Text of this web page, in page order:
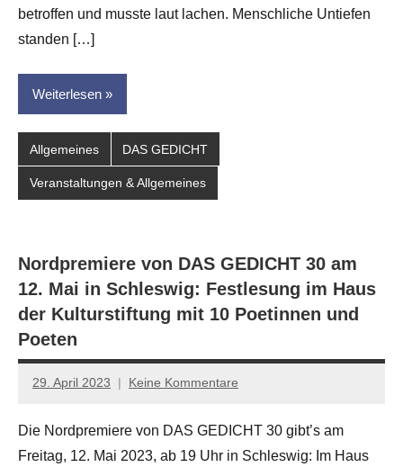
dasgedichtblog
betroffen und musste laut lachen. Menschliche Untiefen
standen […]
Weiterlesen
Allgemeines DAS GEDICHT
Veranstaltungen & Allgemeines
Nordpremiere von DAS GEDICHT 30 am
12. Mai in Schleswig: Festlesung im Haus
der Kulturstiftung mit 10 Poetinnen und
Poeten
29. April 2023
Jan-
Hornauer
für
Keine Kommentare
Die Nordpremiere von DAS GEDICHT 30 gibt’s am
Freitag, 12. Mai 2023, ab 19 Uhr in Schleswig: Im Haus